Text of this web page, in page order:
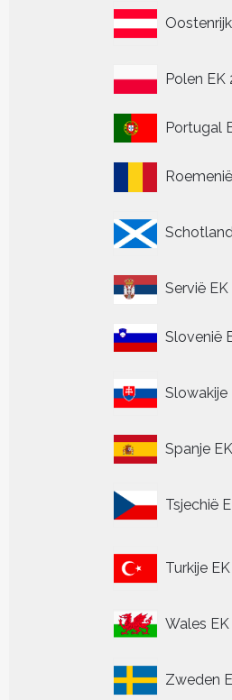
Polen EK
Portugal
Servië
Slovenië
Slowakije
Spanje
Tsjechië
Turkije
Wales
Zweden